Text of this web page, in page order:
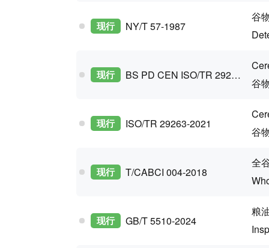
现行 NY/T 57-1987
谷
现行 BS PD CEN ISO/TR 29263-2021
谷
现行 ISO/TR 29263-2021
谷
现行 T/CABCI 004-2018
全
现行 GB/T 5510-2024
粮